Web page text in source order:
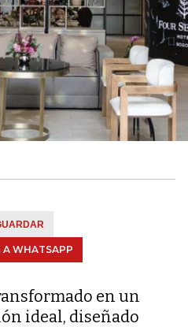
A WHATSAPP
en un
ideal, diseñado